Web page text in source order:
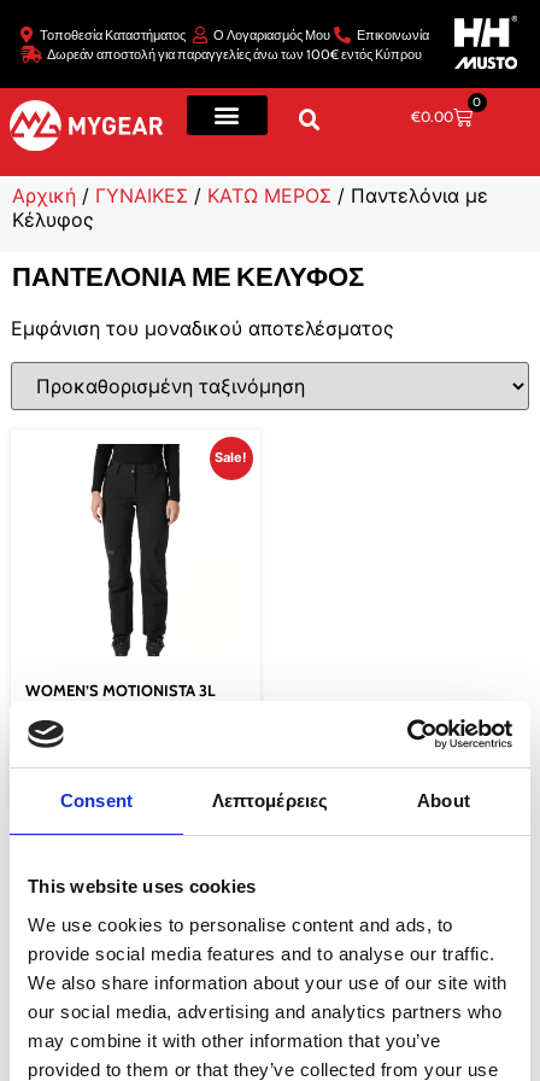
Consent Λεπτομέρειες About
This website uses cookies
We use cookies to personalise content and ads, to
provide social media features and to analyse our traffic.
We also share information about your use of our site with
our social media, advertising and analytics partners who
may combine it with other information that you’ve
provided to them or that they’ve collected from your use
Τοποθεσία Καταστήματος Ο Λογαριασμός Μου
Επικοινωνία
Δωρεάν αποστολή για παραγγελίες άνω των 100€ εντός Κύπρου
€0.00
0
Αρχική / ΓΥΝΑΙΚΕΣ / ΚΑΤΩ ΜΕΡΟΣ / Παντελόνια με
Κέλυφος
ΠΑΝΤΕΛΌΝΙΑ ΜΕ ΚΈΛΥΦΟΣ
Εμφάνιση του μοναδικού αποτελέσματος
Sale!
WOMEN’S MOTIONISTA 3L
€284.01
ΑΠΟΣΤΟΛΗ
Δωρεάν απλή αποστολή για παραγγελίες άνω των €100
ΠΑΡΑΔΟΣΗ
Όλες οι παραγγελίες θα παραδίδονται εντός 2-3 εργάσιμων ημερών.